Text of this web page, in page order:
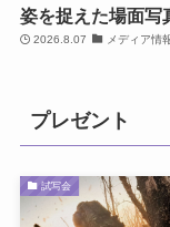
姿を捉えた場面写
2026.8.07 メディア情
プレゼント
試写会